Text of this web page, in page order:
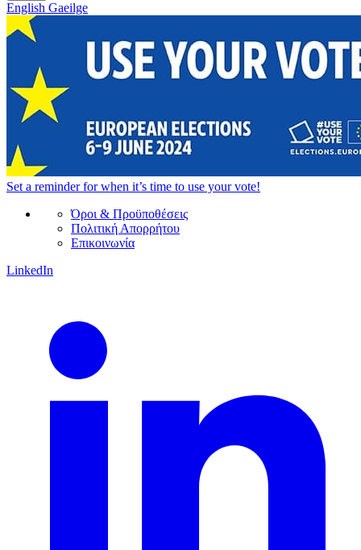
English Gaeilge
Set a reminderfor when it’s time to use your vote!
Όροι & Προϋποθέσεις
Πολιτική Απορρήτου
Επικοινωνία
LinkedIn